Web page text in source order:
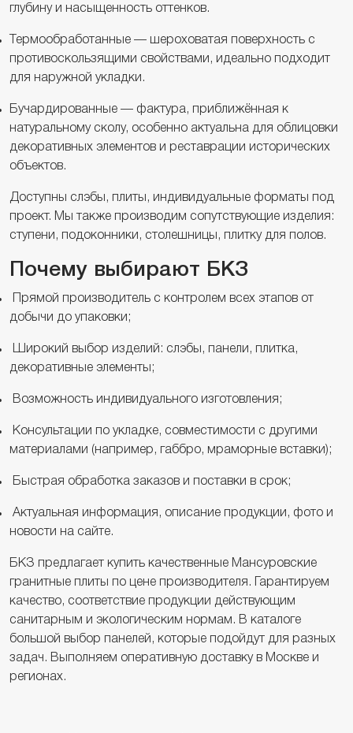
глубину и насыщенность оттенков.
Термообработанные — шероховатая поверхность с
противоскользящими свойствами, идеально подходит
для наружной укладки.
Бучардированные — фактура, приближённая к
натуральному сколу, особенно актуальна для облицовки
декоративных элементов и реставрации исторических
объектов.
Доступны слэбы, плиты, индивидуальные форматы под
проект. Мы также производим сопутствующие изделия:
ступени, подоконники, столешницы, плитку для полов.
Почему выбирают БКЗ
Прямой производитель с контролем всех этапов от
добычи до упаковки;
Широкий выбор изделий: слэбы, панели, плитка,
декоративные элементы;
Возможность индивидуального изготовления;
Консультации по укладке, совместимости с другими
материалами (например, габбро, мраморные вставки);
Быстрая обработка заказов и поставки в срок;
Актуальная информация, описание продукции, фото и
новости на сайте.
БКЗ предлагает купить качественные Мансуровские
гранитные плиты по цене производителя. Гарантируем
качество, соответствие продукции действующим
санитарным и экологическим нормам. В каталоге
большой выбор панелей, которые подойдут для разных
задач. Выполняем оперативную доставку в Москве и
регионах.